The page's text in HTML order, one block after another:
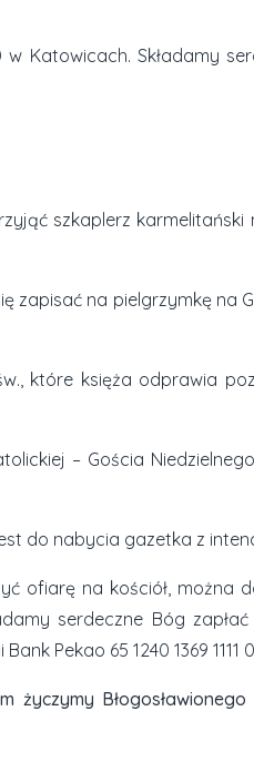
Katowicach. Składamy
szkaplerz karmelitański
zapisać na pielgrzymkę na
które księża odprawia
– Gościa
do nabycia gazetka z
ofiarę na kościół, można
serdeczne Bóg
Pekao 65 1240 1369 1111
życzymy